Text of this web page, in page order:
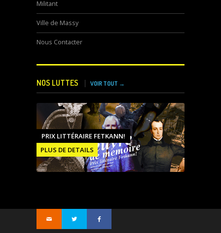
Militant
Ville de Massy
Nous Contacter
NOS LUTTES VOIR TOUT →
PRIX LITTÉRAIRE FETKANN!
PLUS DE DETAILS